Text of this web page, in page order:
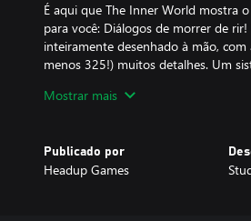
É aqui que The Inner World mostra
para você: Diálogos de morrer de
inteiramente desenhado à mão,
menos 325!) muitos detalhes. Um
espetaculares em 2D, desenhados à
trilha sonora mais épica da história
labial! Uma pilha de vídeos da
Mostrar mais
Publicado por
Headup Games